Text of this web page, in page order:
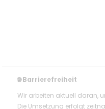
🌐Barrierefreiheit
Wir arbeiten aktuell daran,
Die Umsetzung erfolgt